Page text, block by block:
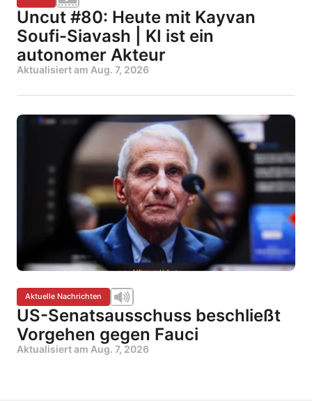
Uncut #80: Heute mit Kayvan
Soufi-Siavash | KI ist ein
autonomer Akteur
Aktualisiert am Aug. 7, 2026
Aktuelle Nachrichten
US-Senatsausschuss beschließt
Vorgehen gegen Fauci
Aktualisiert am Aug. 7, 2026